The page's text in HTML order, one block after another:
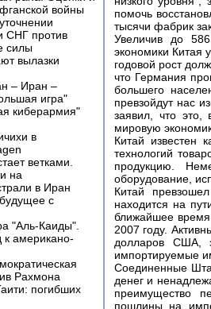
войны
СНГ против
силы
вылазки
– Иран –
игра"
киберармия"
в
ветками.
на
в Иран
с
"Аль-Каиды".
к американо-
Рахмона
погибших
помочь
тысячи фабрик
Увеличив до
экономики Китая
годовой рост
что Германия
большего
превзойдут нас
заявил, что это,
мировую
Китай известен
технологий
продукцию.
оборудование,
Китай
находится на
ближайшее
2007 году.
долларов США,
импортируемые
Соединенные
денег и
преимущество
пошлины на